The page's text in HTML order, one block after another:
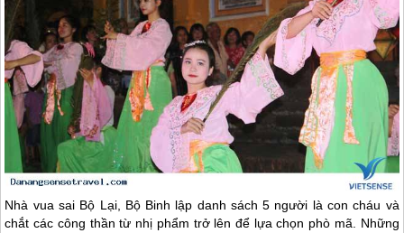
Nhà vua sai Bộ Lại, Bộ Binh lập danh sách 5 người là con cháu và
chắt các công thần từ nhị phẩm trở lên để lựa chọn phò mã. Những